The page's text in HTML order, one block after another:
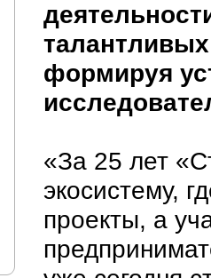
формируя
«За 25 лет
экосистему,
проекты, а